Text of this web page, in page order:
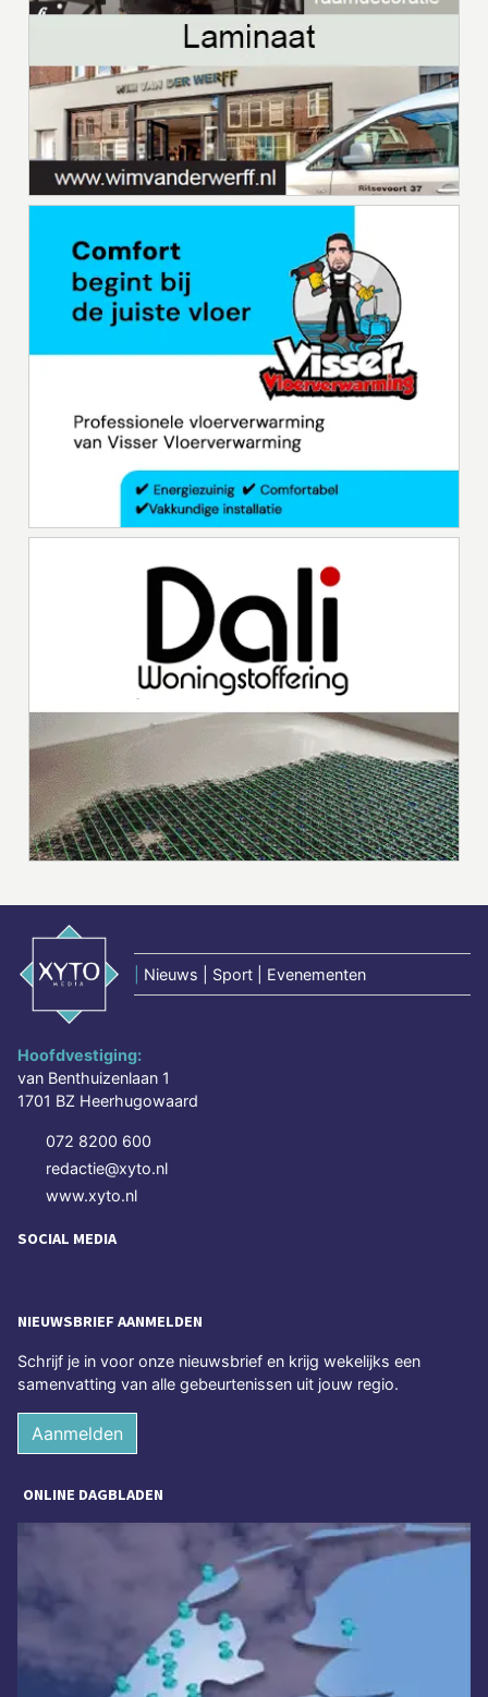
Nieuws | Sport | Evenementen
Hoofdvestiging:
van Benthuizenlaan 1
1701 BZ Heerhugowaard
072 8200 600
redactie@xyto.nl
www.xyto.nl
SOCIAL MEDIA
NIEUWSBRIEF AANMELDEN
Schrijf je in voor onze nieuwsbrief en krijg wekelijks een
samenvatting van alle gebeurtenissen uit jouw regio.
Aanmelden
ONLINE DAGBLADEN